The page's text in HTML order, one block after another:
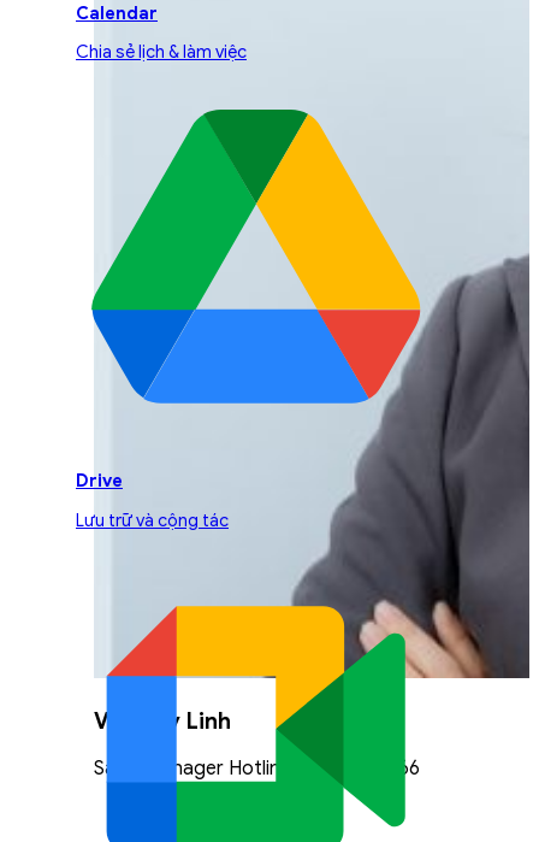
Vũ Thuỳ Linh
Sales Manager Hotline: 0842.999.666
Calendar
Chia sẻ lịch & làm việc
Drive
Lưu trữ và cộng tác